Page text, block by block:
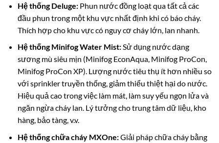
Hệ thống Deluge:Phun nước đồng loạt qua tất cả các
đầu phun trong một khu vực nhất định khi có báo cháy.
Thích hợp cho khu vực có nguy cơ cháy lớn, lan nhanh.
Hệ thống Minifog Water Mist:Sử dụng nước dạng
sương mù siêu mịn (Minifog EconAqua, Minifog ProCon,
Minifog ProCon XP). Lượng nước tiêu thụ ít hơn nhiều so
với sprinkler truyền thống, giảm thiểu thiệt hại do nước.
Hiệu quả cao trong việc làm mát, làm suy yếu ngọn lửa và
ngăn ngừa cháy lan. Lý tưởng cho trung tâm dữ liệu, kho
hàng, bảo tàng, v.v.
Hệ thống chữa cháy MXOne:Giải pháp chữa cháy bằng